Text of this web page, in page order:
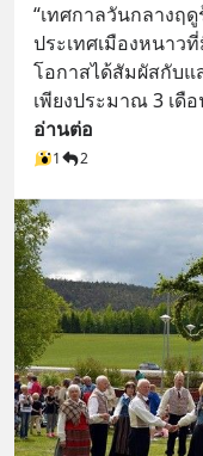
“เทศกาลวันกลาง
ประเทศเมืองหนาว
โอกาสได้สัมผัสกับแ
เพียงประมาณ 3 เดื
อ่านต่อ
1 2